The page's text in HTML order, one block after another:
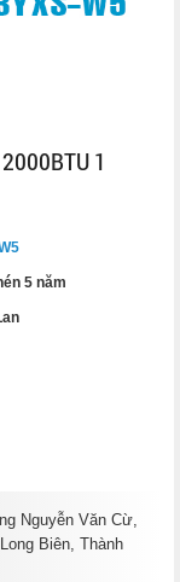
1
5 năm
Nguyễn Văn Cừ,
Biên, Thành